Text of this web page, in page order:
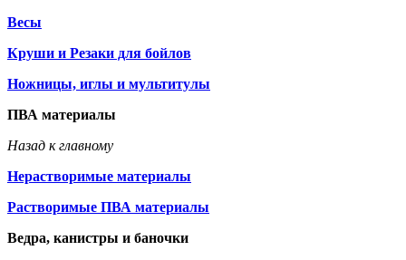
Весы
Круши и Резаки для бойлов
Ножницы, иглы и мультитулы
ПВА материалы
Назад к главному
Нерастворимые материалы
Растворимые ПВА материалы
Ведра, канистры и баночки